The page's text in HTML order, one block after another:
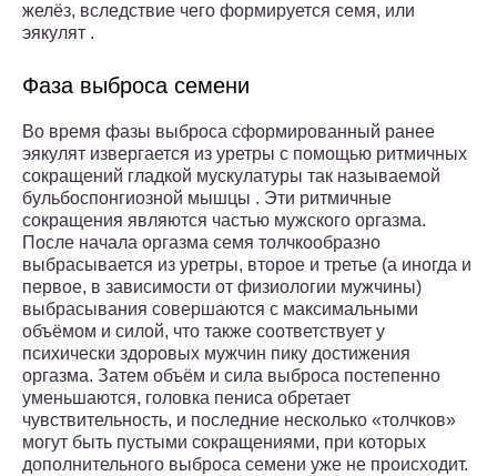
желёз, вследствие чего формируется семя, или
эякулят .
Фаза выброса семени
Во время фазы выброса сформированный ранее
эякулят извергается из уретры с помощью ритмичных
сокращений гладкой мускулатуры так называемой
бульбоспонгиозной мышцы . Эти ритмичные
сокращения являются частью мужского оргазма.
После начала оргазма семя толчкообразно
выбрасывается из уретры, второе и третье (а иногда и
первое, в зависимости от физиологии мужчины)
выбрасывания совершаются с максимальными
объёмом и силой, что также соответствует у
психически здоровых мужчин пику достижения
оргазма. Затем объём и сила выброса постепенно
уменьшаются, головка пениса обретает
чувствительность, и последние несколько «толчков»
могут быть пустыми сокращениями, при которых
дополнительного выброса семени уже не происходит.